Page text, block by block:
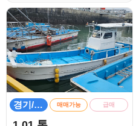
경기/인천 매매가능 급매